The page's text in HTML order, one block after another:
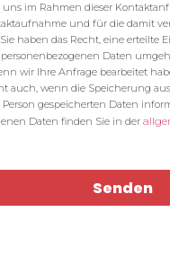
uns im Rahmen dieser
und für die damit
haben das Recht, eine
Daten
wir Ihre Anfrage bearbeitet
auch, wenn die Speicherung
gespeicherten Daten
Daten finden Sie in der
Senden